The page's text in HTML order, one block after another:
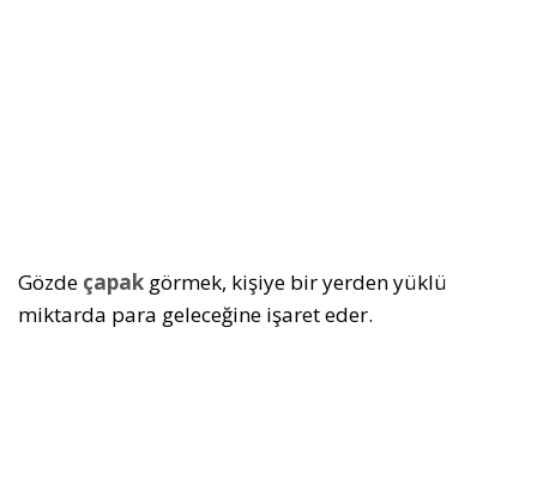
Gözde çapak görmek, kişiye bir yerden yüklü
miktarda para geleceğine işaret eder.